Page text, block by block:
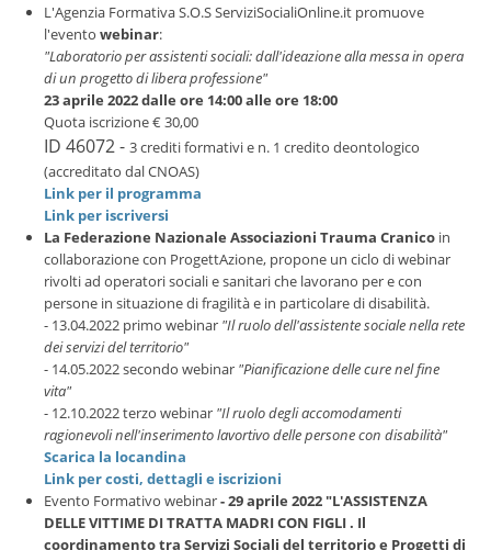
L'Agenzia Formativa S.O.S ServiziSocialiOnline.it promuove
l'evento webinar:
"Laboratorio per assistenti sociali: dall'ideazione alla messa in opera
di un progetto di libera professione"
23 aprile 2022 dalle ore 14:00 alle ore 18:00
Quota iscrizione € 30,00
ID 46072 - 3 crediti formativi e n. 1 credito deontologico
(accreditato dal CNOAS)
Link per il programma
Link per iscriversi
La Federazione Nazionale Associazioni Trauma Cranico in
collaborazione con ProgettAzione, propone un ciclo di webinar
rivolti ad operatori sociali e sanitari che lavorano per e con
persone in situazione di fragilità e in particolare di disabilità.
- 13.04.2022 primo webinar "Il ruolo dell'assistente sociale nella rete
dei servizi del territorio"
- 14.05.2022 secondo webinar "Pianificazione delle cure nel fine
vita"
- 12.10.2022 terzo webinar "Il ruolo degli accomodamenti
ragionevoli nell'inserimento lavortivo delle persone con disabilità"
Scarica la locandina
Link per costi, dettagli e iscrizioni
Evento Formativo webinar- 29 aprile 2022 "L'ASSISTENZA
DELLE VITTIME DI TRATTA MADRI CON FIGLI . Il
coordinamento tra Servizi Sociali del territorio e Progetti di